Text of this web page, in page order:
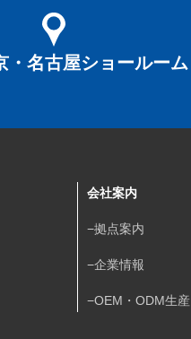
・名古屋ショールーム
会社案内
−拠点案内
−企業情報
−OEM・ODM生産